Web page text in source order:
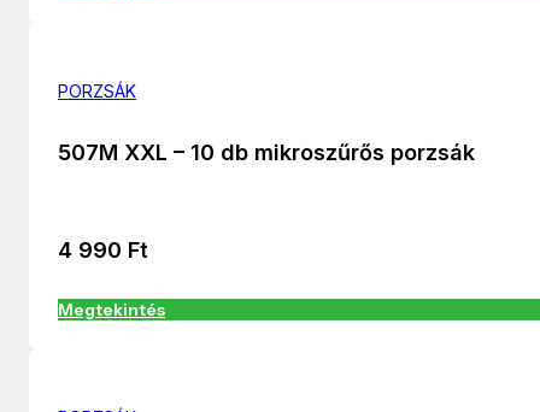
PORZSÁK
507M XXL – 10 db mikroszűrős porzsák
4 990 Ft
Megtekintés